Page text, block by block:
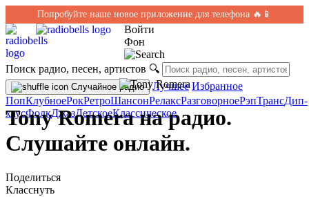
Попробуйте наше новое приложение для телефона 🔥📱
Войти
Фон
Поиск радио, песен, артистов 🔍
Случайное радио Лучшее Избранное
ПопКлубноеРокРетроШансонРелаксРазговорноеРэпТрансДип-
хаусФолкДжазДетскоеКлассическое
Tony Romera на радио.
Слушайте онлайн.
Поделиться
Класснуть